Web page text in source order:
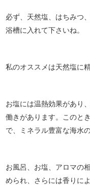
必ず、天然塩、はちみつ
浴槽に入れて下さいね。
私のオススメは天然塩に
お塩には温熱効果があり
働きがあります。このと
で、ミネラル豊富な海水
お風呂、お塩、アロマの
められ、さらには香りに